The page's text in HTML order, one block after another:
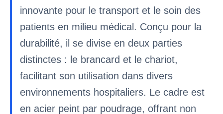
innovante pour le transport et le soin des
patients en milieu médical. Conçu pour la
durabilité, il se divise en deux parties
distinctes : le brancard et le chariot,
facilitant son utilisation dans divers
environnements hospitaliers. Le cadre est
en acier peint par poudrage, offrant non